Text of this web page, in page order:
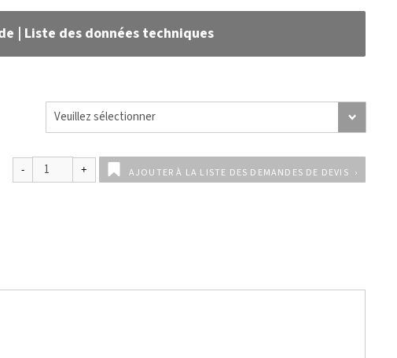
| Liste des données techniques
AJOUTER À LA LISTE DES DEMANDES DE DEVIS